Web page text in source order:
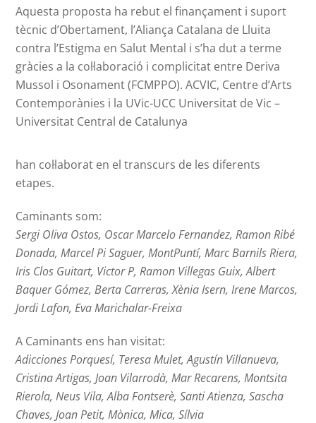
Aquesta proposta ha rebut el finançament i suport
tècnic d’Obertament, l’Aliança Catalana de Lluita
contra l’Estigma en Salut Mental i s’ha dut a terme
gràcies a la col·laboració i complicitat entre Deriva
Mussol i Osonament (FCMPPO). ACVIC, Centre d’Arts
Contemporànies i la UVic-UCC Universitat de Vic –
Universitat Central de Catalunya
han col·laborat en el transcurs de les diferents
etapes.
Caminants som:
Sergi Oliva Ostos, Oscar Marcelo Fernandez, Ramon Ribé
Donada, Marcel Pi Saguer, MontPuntí, Marc Barnils Riera,
Iris Clos Guitart, Victor P, Ramon Villegas Guix, Albert
Baquer Gómez, Berta Carreras, Xènia Isern, Irene Marcos,
Jordi Lafon, Eva Marichalar-Freixa
A Caminants ens han visitat:
Adicciones Porquesí, Teresa Mulet, Agustín Villanueva,
Cristina Artigas, Joan Vilarrodà, Mar Recarens, Montsita
Rierola, Neus Vila, Alba Fontserè, Santi Atienza, Sascha
Chaves, Joan Petit, Mònica, Mica, Sílvia